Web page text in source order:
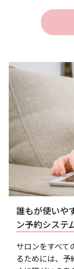
誰もが使いや
ン予約システ
サロンをすべて
るためには、